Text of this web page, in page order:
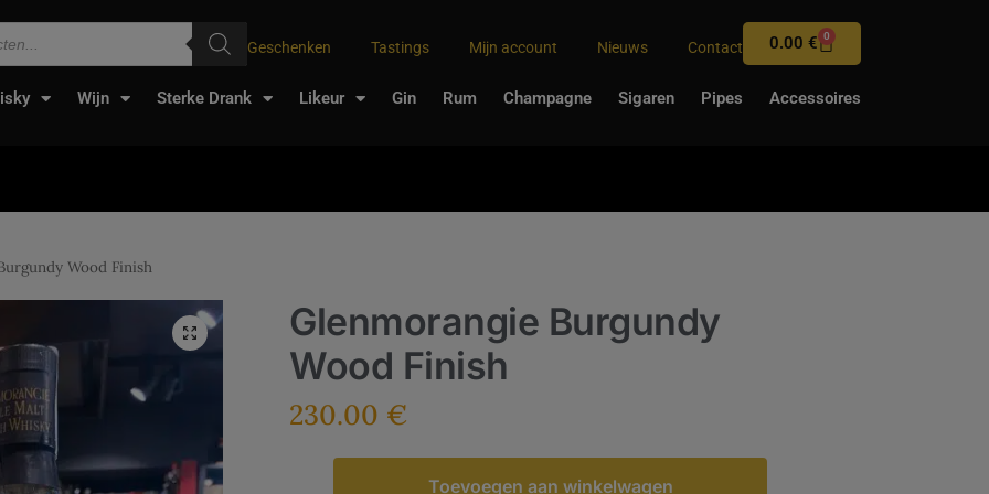
Geschenken Tastings Mijn account Nieuws Contact 0.00€ 0
Wijn Sterke Drank Likeur Gin Rum Champagne Sigaren Pipes Accessoires
Wood Finish
Glenmorangie Burgundy
Wood Finish
230.00 €
Toevoegen aan winkelwagen